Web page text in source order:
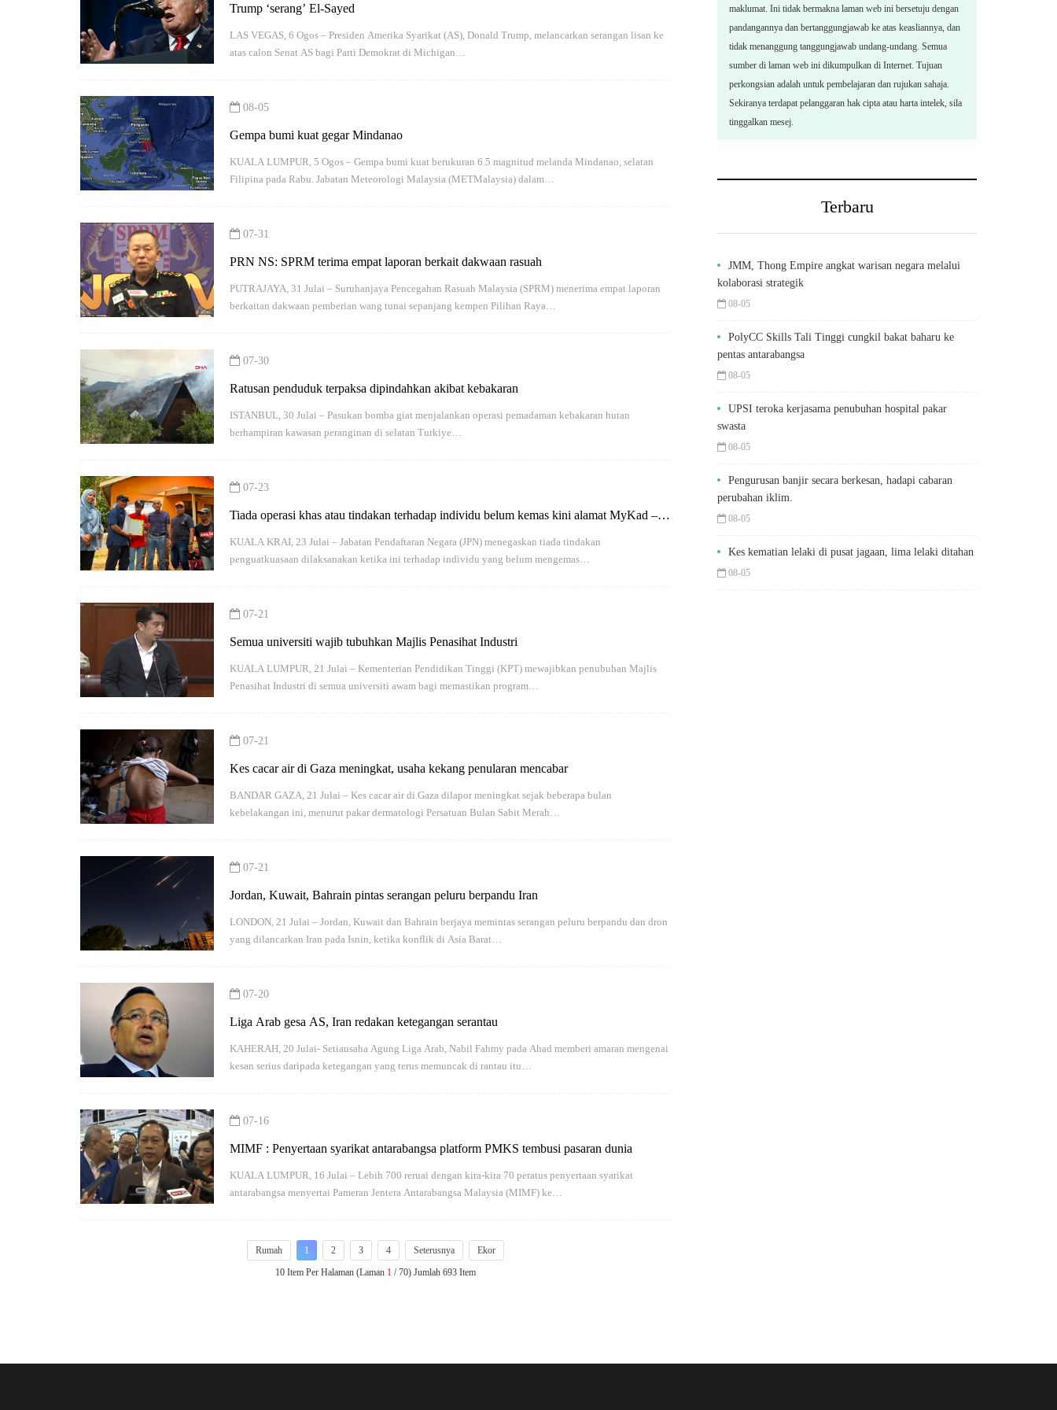
Trump ‘serang’ El-Sayed
LAS VEGAS, 6 Ogos – Presiden Amerika Syarikat (AS), Donald Trump, melancarkan serangan lisan ke
atas calon Senat AS bagi Parti Demokrat di Michigan…
08-05
Gempa bumi kuat gegar Mindanao
KUALA LUMPUR, 5 Ogos – Gempa bumi kuat berukuran 6.5 magnitud melanda Mindanao, selatan
Filipina pada Rabu. Jabatan Meteorologi Malaysia (METMalaysia) dalam…
07-31
PRN NS: SPRM terima empat laporan berkait dakwaan rasuah
PUTRAJAYA, 31 Julai – Suruhanjaya Pencegahan Rasuah Malaysia (SPRM) menerima empat laporan
berkaitan dakwaan pemberian wang tunai sepanjang kempen Pilihan Raya…
07-30
Ratusan penduduk terpaksa dipindahkan akibat kebakaran
ISTANBUL, 30 Julai – Pasukan bomba giat menjalankan operasi pemadaman kebakaran hutan
berhampiran kawasan peranginan di selatan Turkiye…
07-23
Tiada operasi khas atau tindakan terhadap individu belum kemas kini alamat MyKad –
JPN
KUALA KRAI, 23 Julai – Jabatan Pendaftaran Negara (JPN) menegaskan tiada tindakan
penguatkuasaan dilaksanakan ketika ini terhadap individu yang belum mengemas…
07-21
Semua universiti wajib tubuhkan Majlis Penasihat Industri
KUALA LUMPUR, 21 Julai – Kementerian Pendidikan Tinggi (KPT) mewajibkan penubuhan Majlis
Penasihat Industri di semua universiti awam bagi memastikan program…
07-21
Kes cacar air di Gaza meningkat, usaha kekang penularan mencabar
BANDAR GAZA, 21 Julai – Kes cacar air di Gaza dilapor meningkat sejak beberapa bulan
kebelakangan ini, menurut pakar dermatologi Persatuan Bulan Sabit Merah…
07-21
Jordan, Kuwait, Bahrain pintas serangan peluru berpandu Iran
LONDON, 21 Julai – Jordan, Kuwait dan Bahrain berjaya memintas serangan peluru berpandu dan dron
yang dilancarkan Iran pada Isnin, ketika konflik di Asia Barat…
07-20
Liga Arab gesa AS, Iran redakan ketegangan serantau
KAHERAH, 20 Julai- Setiausaha Agung Liga Arab, Nabil Fahmy pada Ahad memberi amaran mengenai
kesan serius daripada ketegangan yang terus memuncak di rantau itu…
07-16
MIMF : Penyertaan syarikat antarabangsa platform PMKS tembusi pasaran dunia
KUALA LUMPUR, 16 Julai – Lebih 700 reruai dengan kira-kira 70 peratus penyertaan syarikat
antarabangsa menyertai Pameran Jentera Antarabangsa Malaysia (MIMF) ke…
Rumah 1 2 3 4 Seterusnya
Ekor
10 Item Per Halaman (Laman 1/ 70) Jumlah 693 Item
maklumat. Ini tidak bermakna laman web ini bersetuju dengan
pandangannya dan bertanggungjawab ke atas keasliannya, dan
tidak menanggung tanggungjawab undang-undang. Semua
sumber di laman web ini dikumpulkan di Internet. Tujuan
perkongsian adalah untuk pembelajaran dan rujukan sahaja.
Sekiranya terdapat pelanggaran hak cipta atau harta intelek, sila
tinggalkan mesej.
Terbaru
JMM, Thong Empire angkat warisan negara melalui
kolaborasi strategik
08-05
PolyCC Skills Tali Tinggi cungkil bakat baharu ke
pentas antarabangsa
08-05
UPSI teroka kerjasama penubuhan hospital pakar
swasta
08-05
Pengurusan banjir secara berkesan, hadapi cabaran
perubahan iklim.
08-05
Kes kematian lelaki di pusat jagaan, lima lelaki ditahan
08-05